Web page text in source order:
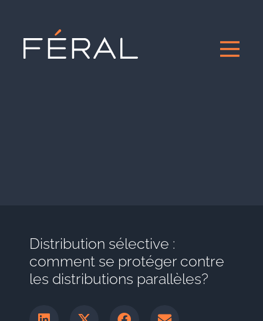
Distribution sélective :
comment se protéger contre
les distributions parallèles?